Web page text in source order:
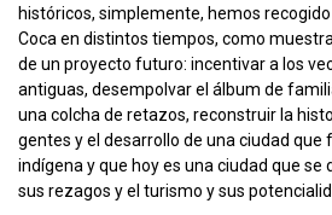
históricos, simplemente, hemos
Coca en distintos tiempos, como
de un proyecto futuro: incentivar a los
antiguas, desempolvar el álbum de
una colcha de retazos, reconstruir la
gentes y el desarrollo de una ciudad que
indígena y que hoy es una ciudad que
sus rezagos y el turismo y sus